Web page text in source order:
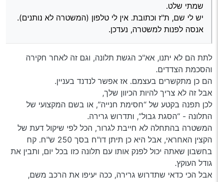
שמתי שלט.
יש לי שם, ת"ז וכתובת. אין לי טלפון (המשטרה לא נותנים).
אנסה לפנות למשטרה, נעדכן.
לתת הם לא יתנו, אא"כ הגשת תלונה, וגם זה לאחר חקירה
והסכמת הצדדים.
הם כן מתקשרים בעצמם. אז אפשר לנדנד בעניין.
אבל זה לא צריך להיות הכיוון שלך,
לכן תפנה בקטע של “חסימת חנייה”, או בשם המקצועי של
התלונה - “הסגת גבול”, ותדרוש גרירה.
המשטרה בהתחלה לא חייבת לגרור, הכל לפי שיקול דעת של
הקצין האחראי, אבל היא כן תיתן דו"ח בסך 250 ש"ח. קח
בחשבון שאתה יכול לפנק אותו עם תלונה כזו בכל יום, ותבין את
גודל העוקץ.
אבל הכי כדאי שתדרוש גרירה, ככה יעיפו את הרכב משם,